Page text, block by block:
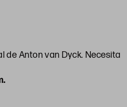
de Anton van Dyck. Necesita